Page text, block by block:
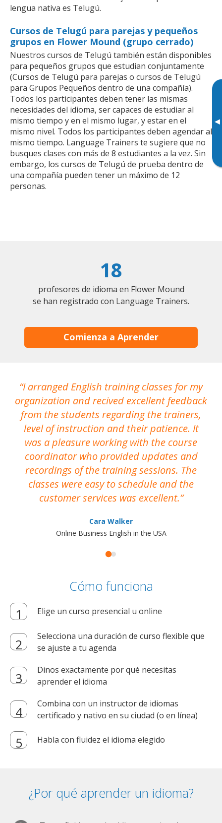
▸
lengua nativa es Telugú.
Cursos de Telugú para parejas y pequeños
grupos en Flower Mound (grupo cerrado)
Nuestros cursos de Telugú también están disponibles
para pequeños grupos que estudian conjuntamente
(Cursos de Telugú para parejas o cursos de Telugú
para Grupos Pequeños dentro de una compañía).
Todos los participantes deben tener las mismas
necesidades del idioma, ser capaces de estudiar al
mismo tiempo y en el mismo lugar, y estar en el
mismo nivel. Todos los participantes deben agendar al
mismo tiempo. Language Trainers te sugiere que no
busques clases con más de 8 estudiantes a la vez. Sin
embargo, los cursos de Telugú de prueba dentro de
una compañía pueden tener un máximo de 12
personas.
18
profesores de idioma en Flower Mound
se han registrado con Language Trainers.
Comienza a Aprender
I arranged English training classes for my
organization and recived excellent feedback
from the students regarding the trainers,
level of instruction and their patience. It
was a pleasure working with the course
coordinator who provided updates and
recordings of the training sessions. The
classes were easy to schedule and the
customer services was excellent.
Cara Walker
Online Business English in the USA
Cómo funciona
Elige un curso presencial u online
Selecciona una duración de curso flexible que
se ajuste a tu agenda
Dinos exactamente por qué necesitas
aprender el idioma
Combina con un instructor de idiomas
certificado y nativo en su ciudad (o en línea)
Habla con fluidez el idioma elegido
¿Por qué aprender un idioma?